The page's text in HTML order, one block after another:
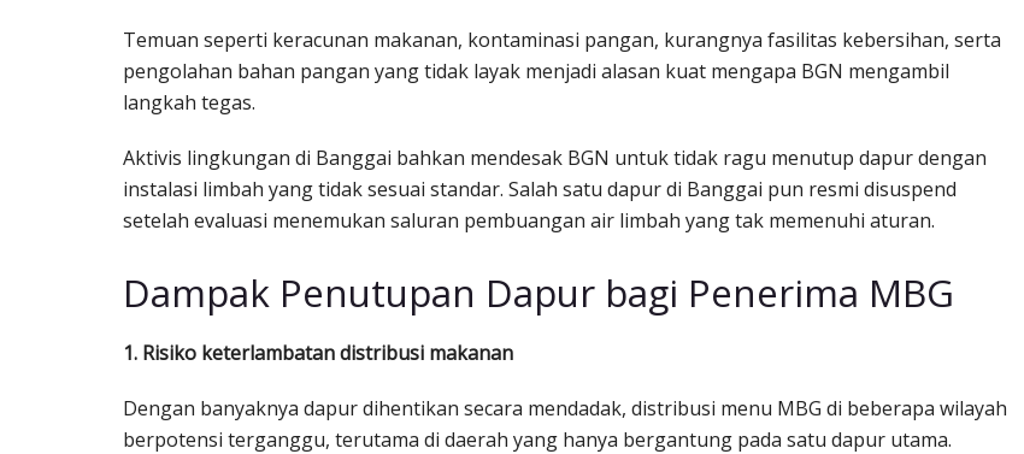
Temuan seperti keracunan makanan, kontaminasi pangan, kurangnya fasilitas kebersihan, serta
pengolahan bahan pangan yang tidak layak menjadi alasan kuat mengapa BGN mengambil
langkah tegas.
Aktivis lingkungan di Banggai bahkan mendesak BGN untuk tidak ragu menutup dapur dengan
instalasi limbah yang tidak sesuai standar. Salah satu dapur di Banggai pun resmi disuspend
setelah evaluasi menemukan saluran pembuangan air limbah yang tak memenuhi aturan.
Dampak Penutupan Dapur bagi Penerima MBG
1. Risiko keterlambatan distribusi makanan
Dengan banyaknya dapur dihentikan secara mendadak, distribusi menu MBG di beberapa wilayah
berpotensi terganggu, terutama di daerah yang hanya bergantung pada satu dapur utama.